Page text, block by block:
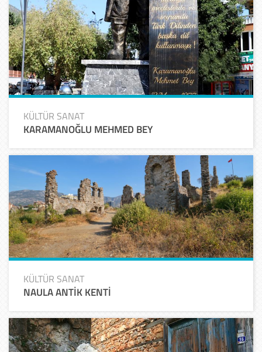
KÜLTÜR SANAT
KARAMANOĞLU MEHMED BEY
KÜLTÜR SANAT
NAULA ANTİK KENTİ